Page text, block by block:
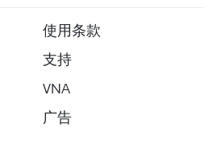
使用条款
支持
VNA
广告